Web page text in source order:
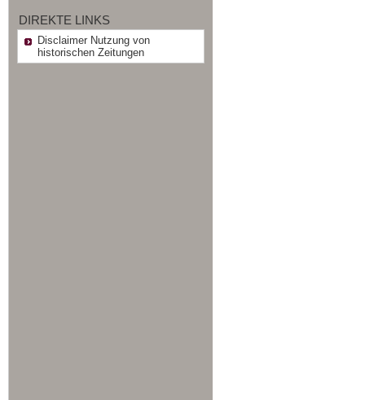
DIREKTE LINKS
Disclaimer Nutzung von
historischen Zeitungen